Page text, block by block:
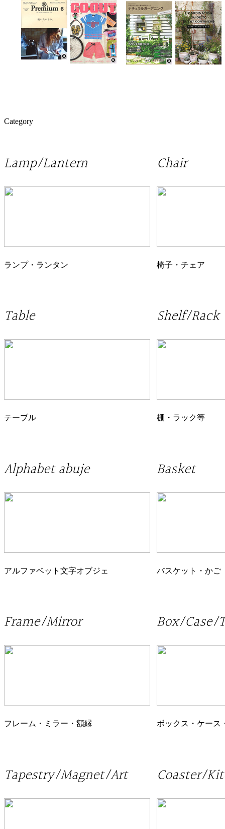
Category
Lamp/Lantern
ランプ・ランタン
Chair
椅子・チェア
Table
テーブル
Shelf/Rack
棚・ラック等
Alphabet abuje
アルファベット文字オブジェ
Basket
バスケット・かご
Frame/Mirror
フレーム・ミラー・額縁
Box/Case/
ボックス・ケース
Tapestry/Magnet/Art Coaster/